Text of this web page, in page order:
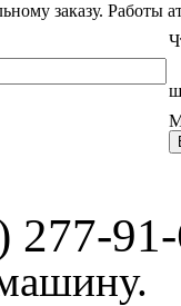
заказу. Работы
277-